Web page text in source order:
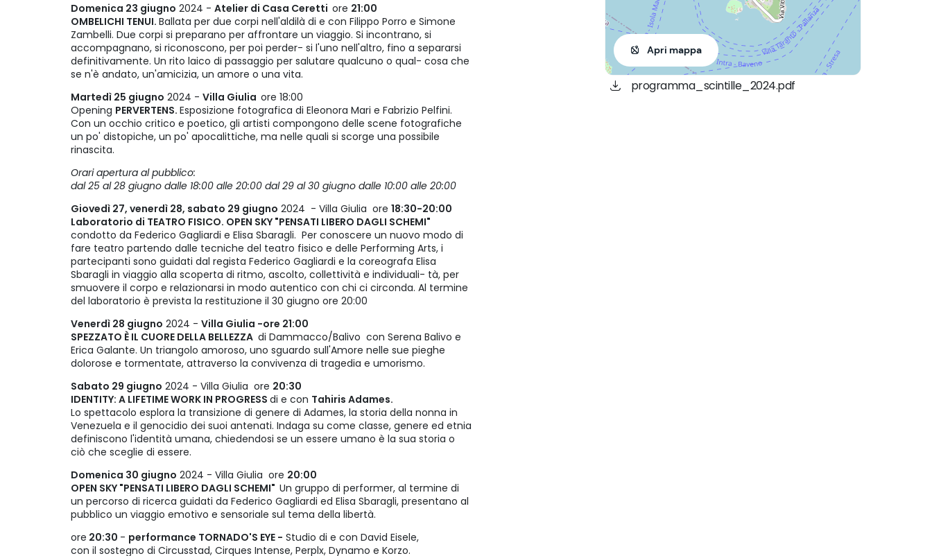
Domenica 23 giugno 2024 - Atelier di Casa Ceretti ore 21:00
OMBELICHI TENUI. Ballata per due corpi nell'aldilà di e con Filippo Porro e Simone
Zambelli. Due corpi si preparano per affrontare un viaggio. Si incontrano, si
accompagnano, si riconoscono, per poi perder- si l'uno nell'altro, fino a separarsi
definitivamente. Un rito laico di passaggio per salutare qualcuno o qual- cosa che
se n'è andato, un'amicizia, un amore o una vita.
Martedì 25 giugno 2024 - Villa Giulia ore 18:00
Opening PERVERTENS. Esposizione fotografica di Eleonora Mari e Fabrizio Pelfini.
Con un occhio critico e poetico, gli artisti compongono delle scene fotografiche
un po' distopiche, un po' apocalittiche, ma nelle quali si scorge una possibile
rinascita.
Orari apertura al pubblico:
dal 25 al 28 giugno dalle 18:00 alle 20:00 dal 29 al 30 giugno dalle 10:00 alle 20:00
Giovedì 27, venerdì 28, sabato 29 giugno 2024 - Villa Giulia ore 18:30-20:00
Laboratorio di TEATRO FISICO. OPEN SKY "PENSATI LIBERO DAGLI SCHEMI"
condotto da Federico Gagliardi e Elisa Sbaragli. Per conoscere un nuovo modo di
fare teatro partendo dalle tecniche del teatro fisico e delle Performing Arts, i
partecipanti sono guidati dal regista Federico Gagliardi e la coreografa Elisa
Sbaragli in viaggio alla scoperta di ritmo, ascolto, collettività e individuali- tà, per
smuovere il corpo e relazionarsi in modo autentico con chi ci circonda. Al termine
del laboratorio è prevista la restituzione il 30 giugno ore 20:00
Venerdì 28 giugno 2024 - Villa Giulia -ore 21:00
SPEZZATO È IL CUORE DELLA BELLEZZA di Dammacco/Balivo con Serena Balivo e
Erica Galante. Un triangolo amoroso, uno sguardo sull'Amore nelle sue pieghe
dolorose e tormentate, attraverso la convivenza di tragedia e umorismo.
Sabato 29 giugno 2024 - Villa Giulia ore 20:30
IDENTITY: A LIFETIME WORK IN PROGRESS di e con Tahiris Adames.
Lo spettacolo esplora la transizione di genere di Adames, la storia della nonna in
Venezuela e il genocidio dei suoi antenati. Indaga su come classe, genere ed etnia
definiscono l'identità umana, chiedendosi se un essere umano è la sua storia o
ciò che sceglie di essere.
Domenica 30 giugno 2024 - Villa Giulia ore 20:00
OPEN SKY "PENSATI LIBERO DAGLI SCHEMI" Un gruppo di performer, al termine di
un percorso di ricerca guidati da Federico Gagliardi ed Elisa Sbaragli, presentano al
pubblico un viaggio emotivo e sensoriale sul tema della libertà.
ore 20:30 - performance TORNADO'S EYE - Studio di e con David Eisele,
con il sostegno di Circusstad, Cirques Intense, Perplx, Dynamo e Korzo.
Apri mappa
programma_scintille_2024.pdf